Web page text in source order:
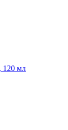
120 мл